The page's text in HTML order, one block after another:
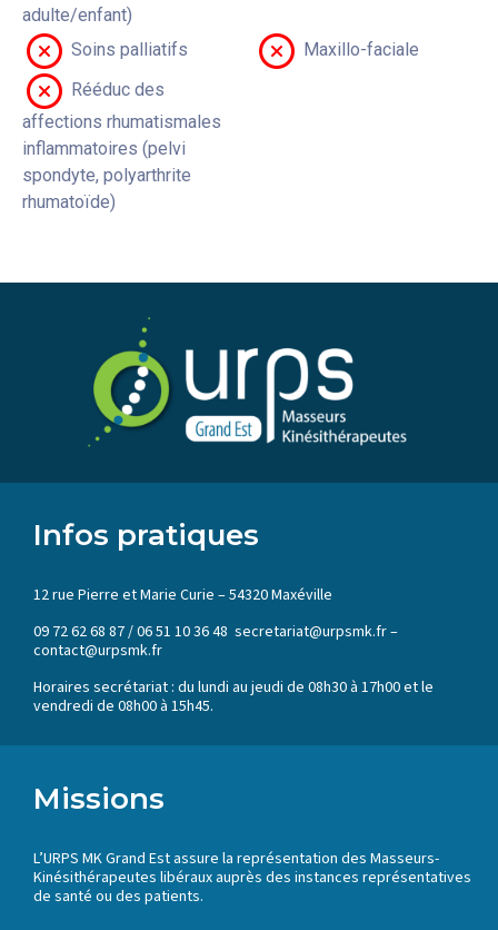
adulte/enfant)
Soins palliatifs
Maxillo-faciale
Rééduc des
affections rhumatismales
inflammatoires (pelvi
spondyte, polyarthrite
rhumatoïde)
Infos pratiques
12 rue Pierre et Marie Curie – 54320 Maxéville
09 72 62 68 87 / 06 51 10 36 48 secretariat@urpsmk.fr –
contact@urpsmk.fr
Horaires secrétariat : du lundi au jeudi de 08h30 à 17h00 et le
vendredi de 08h00 à 15h45.
Missions
L’URPS MK Grand Est assure la représentation des Masseurs-
Kinésithérapeutes libéraux auprès des instances représentatives
de santé ou des patients.